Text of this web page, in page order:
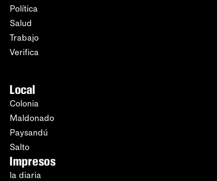
Política
Salud
Trabajo
Verifica
Local
Colonia
Maldonado
Paysandú
Salto
Impresos
la diaria